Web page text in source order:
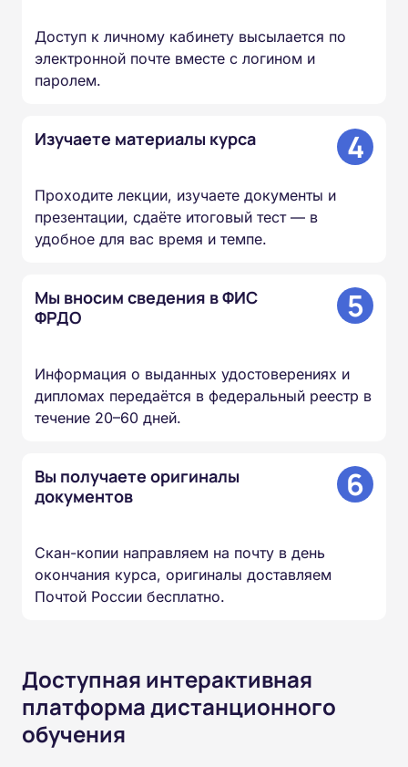
Доступ к личному кабинету высылается по
электронной почте вместе с логином и
паролем.
Изучаете материалы курса 4
Проходите лекции, изучаете документы и
презентации, сдаёте итоговый тест — в
удобное для вас время и темпе.
Мы вносим сведения в ФИС
ФРДО
5
Информация о выданных удостоверениях и
дипломах передаётся в федеральный реестр в
течение 20–60 дней.
Вы получаете оригиналы
документов
6
Скан-копии направляем на почту в день
окончания курса, оригиналы доставляем
Почтой России бесплатно.
Доступная интерактивная
платформа дистанционного
обучения